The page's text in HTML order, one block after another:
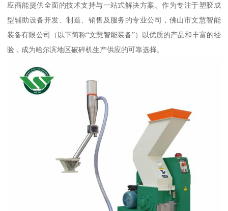
应商能提供全面的技术支持与一站式解决方案。作为专注于塑胶成
型辅助设备开发、制造、销售及服务的专业公司，佛山市文慧智能
装备有限公司（以下简称“文慧智能装备”）以优质的产品和丰富的经
验，成为哈尔滨地区破碎机生产供应的可靠选择。